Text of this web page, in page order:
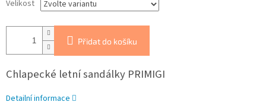
Velikost
Přidat do košíku
Chlapecké letní sandálky PRIMIGI
Detailní informace